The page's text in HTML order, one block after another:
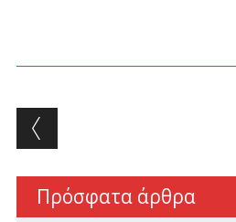
Post navigation
Πρόσφατα άρθρα